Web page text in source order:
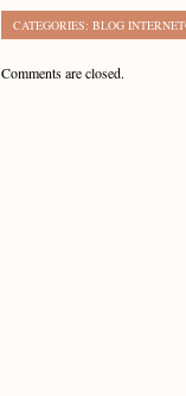
CATEGORIES: BLOG
Comments are closed.